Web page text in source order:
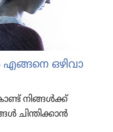
ഒഴിവാ​
നിങ്ങൾക്ക്‌
ചിന്തി​ക്കാൻ